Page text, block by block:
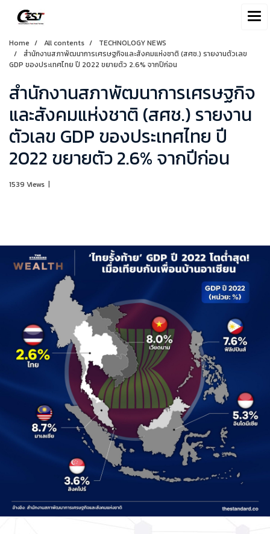
Home All contents
TECHNOLOGY NEWS
สำนักงานสภาพัฒนาการเศรษฐกิจและสังคมแห่งชาติ (สศช.) รายงานตัวเลข
GDP ของประเทศไทย ปี 2022 ขยายตัว 2.6% จากปีก่อน
สำนักงานสภาพัฒนาการเศรษฐกิจ
และสังคมแห่งชาติ (สศช.) รายงาน
ตัวเลข GDP ของประเทศไทย ปี
2022 ขยายตัว 2.6% จากปีก่อน
1539 Views |